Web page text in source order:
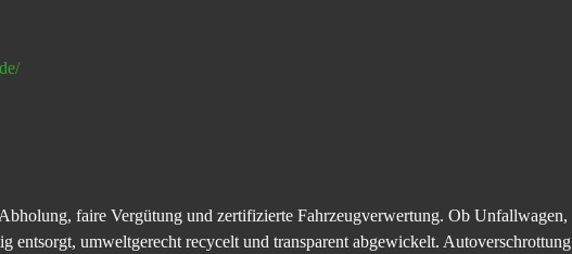
faire Vergütung und zertifizierte Fahrzeugverwertung. Ob Unfallwagen,
umweltgerecht recycelt und transparent abgewickelt. Autoverschrottung